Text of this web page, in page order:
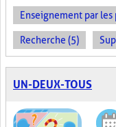
Enseignement par les
Recherche (5)
UN-DEUX-TOUS